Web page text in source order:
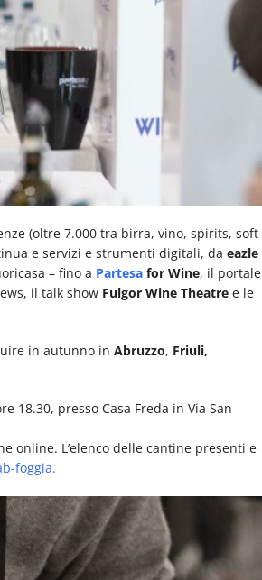
(oltre 7.000 tra birra, vino, spirits, soft
e servizi e strumenti digitali, da eazle
– fino a Partesa for Wine, il portale
il talk show Fulgor Wine Theatre e le
in autunno in Abruzzo, Friuli,
18.30, presso Casa Freda in Via San
online. L’elenco delle cantine presenti e
foggia.